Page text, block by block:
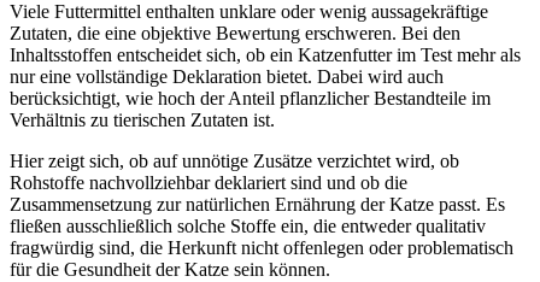
Viele Futtermittel enthalten unklare oder wenig aussagekräftige
Zutaten, die eine objektive Bewertung erschweren. Bei den
Inhaltsstoffen entscheidet sich, ob ein Katzenfutter im Test mehr als
nur eine vollständige Deklaration bietet. Dabei wird auch
berücksichtigt, wie hoch der Anteil pflanzlicher Bestandteile im
Verhältnis zu tierischen Zutaten ist.
Hier zeigt sich, ob auf unnötige Zusätze verzichtet wird, ob
Rohstoffe nachvollziehbar deklariert sind und ob die
Zusammensetzung zur natürlichen Ernährung der Katze passt. Es
fließen ausschließlich solche Stoffe ein, die entweder qualitativ
fragwürdig sind, die Herkunft nicht offenlegen oder problematisch
für die Gesundheit der Katze sein können.